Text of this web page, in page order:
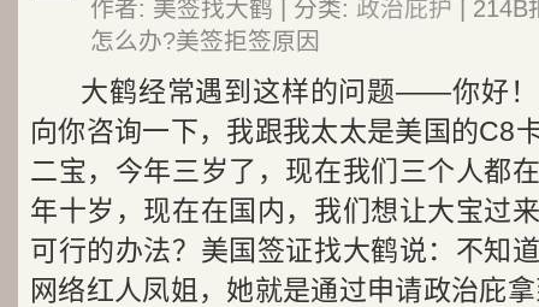
作者: 美签找大鹤 | 分类: 政治庇护 |
怎么办?美签拒签原因
大鹤经常遇到这样的问题——你好
向你咨询一下，我跟我太太是美国的C8
二宝，今年三岁了，现在我们三个人都
年十岁，现在在国内，我们想让大宝过
可行的办法？美国签证找大鹤说：不知
网络红人凤姐，她就是通过申请政治庇